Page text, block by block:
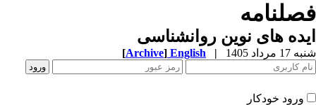
های نوین روانشناسی
مرداد 1405 |
English
[Archive]
ورود خودکار